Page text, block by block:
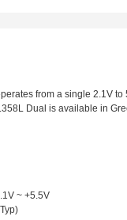
from a single 2.1V
Dual is available in
~ +5.5V